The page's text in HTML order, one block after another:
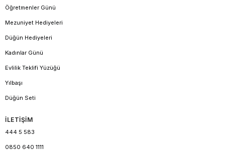
Öğretmenler Günü
Mezuniyet Hediyeleri
Düğün Hediyeleri
Kadınlar Günü
Evlilik Teklifi Yüzüğü
Yılbaşı
Düğün Seti
İLETİŞİM
444 5 583
0850 640 1111